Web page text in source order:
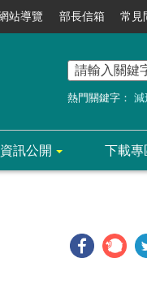
站導覽 部長信箱 常見
熱門關鍵字： 減
資訊公開 下載專